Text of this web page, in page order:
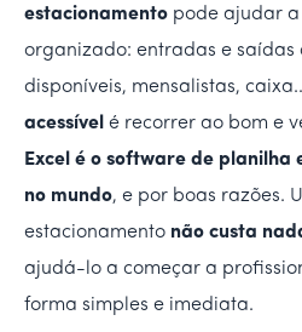
estacionamento pode ajudar
organizado: entradas e saídas
disponíveis, mensalistas,
acessível é recorrer ao bom e
Excel é o software de planilha
no mundo, e por boas razões.
estacionamento não custa
ajudá-lo a começar a
forma simples e imediata.